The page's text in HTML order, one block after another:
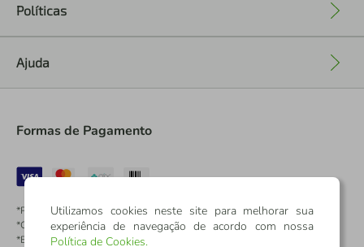
Políticas
Ajuda
Formas de Pagamento
*Pontos dos Cartões Sicredi
*Cartões Sicredi
*Boleto exclusivo para associados PJ
Utilizamos cookies neste site para melhorar sua
experiência de navegação de acordo com nossa
Política de Cookies.